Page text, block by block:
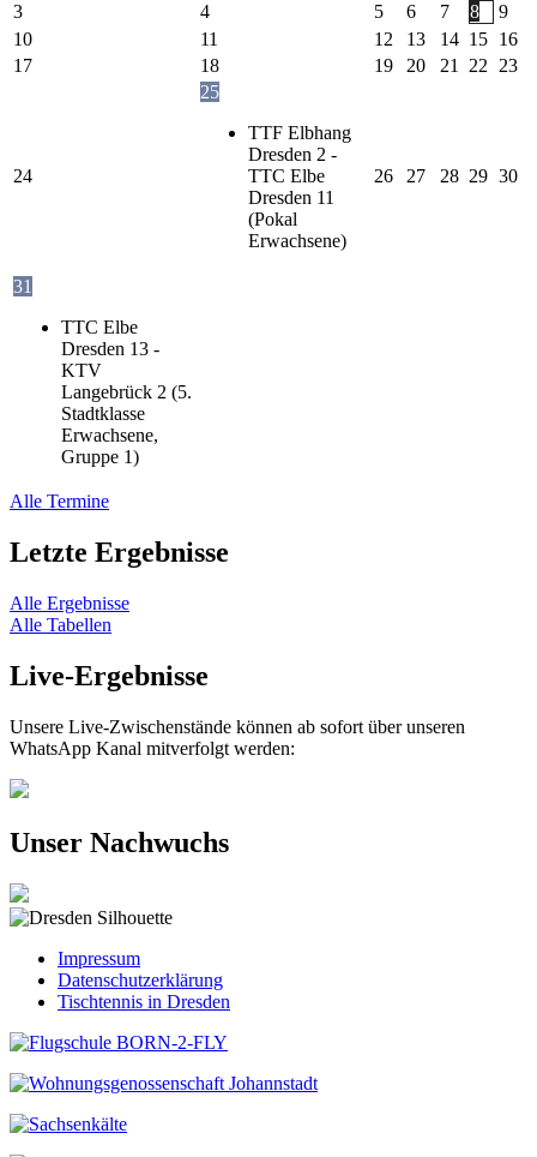
3
4 5 6 7 8
9
10
11 12 13 14 15 16
17
18 19 20 21 22 23
24
25
TTF Elbhang
Dresden 2 -
TTC Elbe
Dresden 11
(Pokal
Erwachsene)
26 27 28 29 30
31
TTC Elbe
Dresden 13 -
KTV
Langebrück 2 (5.
Stadtklasse
Erwachsene,
Gruppe 1)
Alle Termine
Letzte Ergebnisse
Alle Ergebnisse
Alle Tabellen
Live-Ergebnisse
Unsere Live-Zwischenstände können ab sofort über unseren
WhatsApp Kanal mitverfolgt werden:
Unser Nachwuchs
Impressum
Datenschutzerklärung
Tischtennis in Dresden